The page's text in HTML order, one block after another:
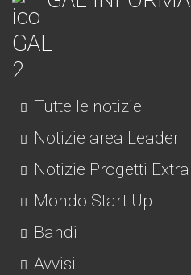
Tutte le notizie
Notizie area Leader
Notizie Progetti Extra
Mondo Start Up
Bandi
Avvisi